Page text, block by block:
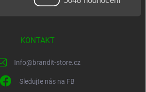
KONTAKT
Info@brandit-store.cz
Sledujte nás na FB